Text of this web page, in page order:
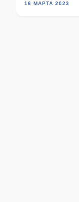
16 МАРТА 2023